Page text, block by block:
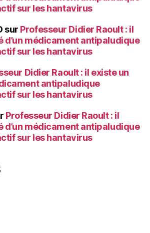
sur les hantavirus
sur Professeur Didier Raoult : il
d’un médicament antipaludique
sur les hantavirus
Didier Raoult : il existe un
antipaludique
sur les hantavirus
Professeur Didier Raoult : il
d’un médicament antipaludique
sur les hantavirus